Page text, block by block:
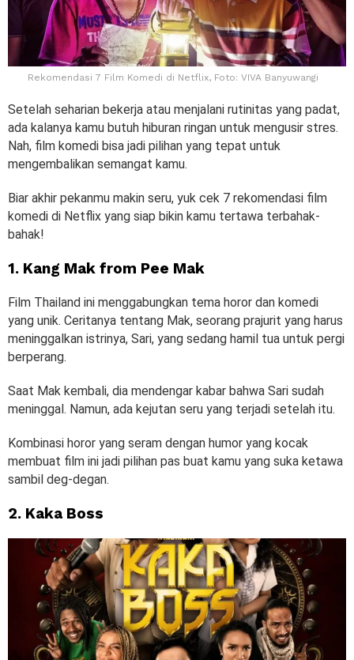
Rekomendasi 7 Film Komedi di Netflix, Foto: VIVA Banyuwangi
Setelah seharian bekerja atau menjalani rutinitas yang padat,
ada kalanya kamu butuh hiburan ringan untuk mengusir stres.
Nah, film komedi bisa jadi pilihan yang tepat untuk
mengembalikan semangat kamu.
Biar akhir pekanmu makin seru, yuk cek 7 rekomendasi film
komedi di Netflix yang siap bikin kamu tertawa terbahak-
bahak!
1. Kang Mak from Pee Mak
Film Thailand ini menggabungkan tema horor dan komedi
yang unik. Ceritanya tentang Mak, seorang prajurit yang harus
meninggalkan istrinya, Sari, yang sedang hamil tua untuk pergi
berperang.
Saat Mak kembali, dia mendengar kabar bahwa Sari sudah
meninggal. Namun, ada kejutan seru yang terjadi setelah itu.
Kombinasi horor yang seram dengan humor yang kocak
membuat film ini jadi pilihan pas buat kamu yang suka ketawa
sambil deg-degan.
2. Kaka Boss